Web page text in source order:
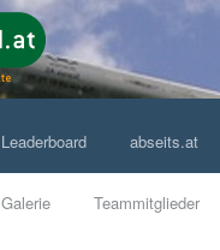
Galerie Teammitglieder
Leaderboard abseits.at